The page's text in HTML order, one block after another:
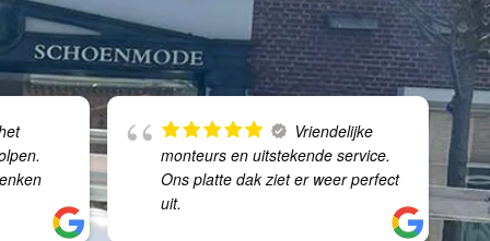
Vriendelijke
monteurs en uitstekende service.
Ons platte dak ziet er weer perfect
uit.